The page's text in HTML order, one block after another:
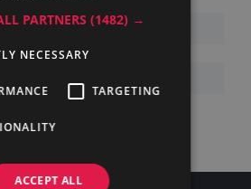
PARTNERS(1482) →
NECESSARY
TARGETING
ACCEPT ALL